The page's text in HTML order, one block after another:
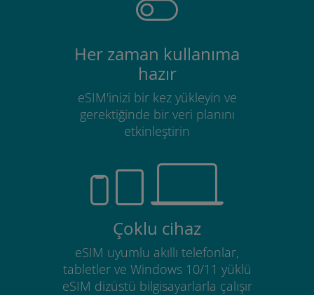
Her zaman kullanıma
hazır
eSIM'inizi bir kez yükleyin ve
gerektiğinde bir veri planını
etkinleştirin
Çoklu cihaz
eSIM uyumlu akıllı telefonlar,
tabletler ve Windows 10/11 yüklü
eSIM dizüstü bilgisayarlarla çalışır